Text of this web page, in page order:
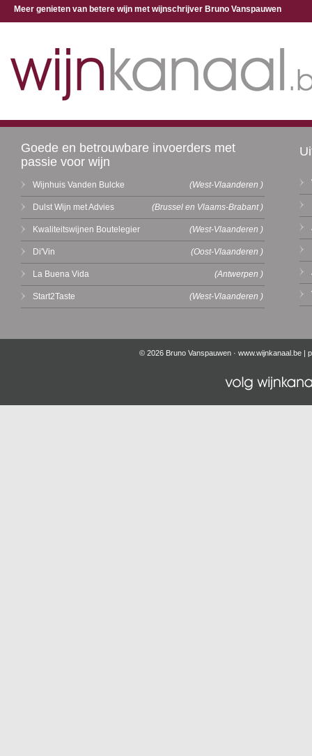
Meer genieten van betere wijn met wijnschrijver Bruno Vanspauwen
Goede en betrouwbare invoerders met
passie voor wijn
Wijnhuis Vanden Bulcke (West-Vlaanderen )
Dulst Wijn met Advies (Brussel en Vlaams-Brabant )
Kwaliteitswijnen Boutelegier (West-Vlaanderen )
Di'Vin (Oost-Vlaanderen )
La Buena Vida (Antwerpen )
Start2Taste (West-Vlaanderen )
© 2026 Bruno Vanspauwen · www.wijnkanaal.be |